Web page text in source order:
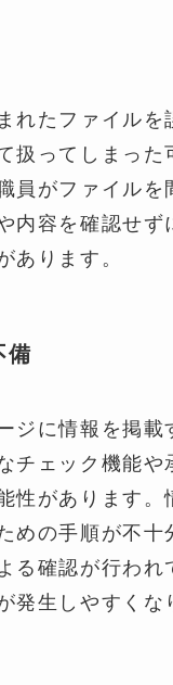
れたファイルを
扱ってしまった
員がファイルを
内容を確認せず
あります。
備
ジに情報を掲載
チェック機能や
性があります。
めの手順が不十
る確認が行われ
発生しやすくな